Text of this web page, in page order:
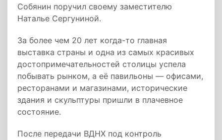
Собянин поручил своему заместителю
Наталье Сергуниной.
За более чем 20 лет когда-то главная
выставка страны и одна из самых красивых
достопримечательностей столицы успела
побывать рынком, а её павильоны — офисами,
ресторанами и магазинами, исторические
здания и скульптуры пришли в плачевное
состояние.
После передачи ВДНХ под контроль